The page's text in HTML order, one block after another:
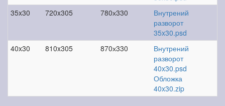
35x30
720x305 780х330
Внутрений
разворот
35x30.psd
40x30
810x305 870х330
Внутрений
разворот
40x30.psd
Обложка
40x30.zip